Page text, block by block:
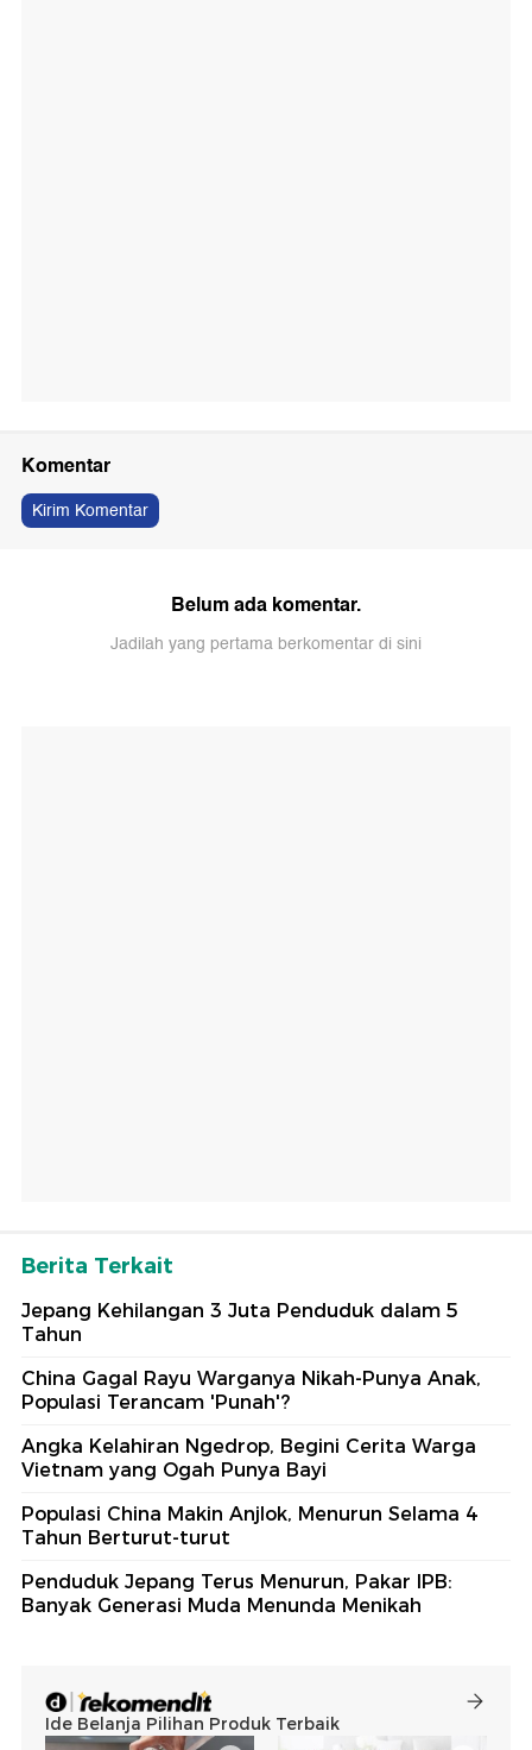
Komentar
Kirim Komentar
Belum ada komentar.
Jadilah yang pertama berkomentar di sini
Berita Terkait
Jepang Kehilangan 3 Juta Penduduk dalam 5
Tahun
China Gagal Rayu Warganya Nikah-Punya Anak,
Populasi Terancam 'Punah'?
Angka Kelahiran Ngedrop, Begini Cerita Warga
Vietnam yang Ogah Punya Bayi
Populasi China Makin Anjlok, Menurun Selama 4
Tahun Berturut-turut
Penduduk Jepang Terus Menurun, Pakar IPB:
Banyak Generasi Muda Menunda Menikah